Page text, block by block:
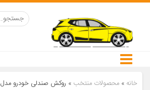
خانه » محصولات منتخب » روکش صندلی خودرو مدل khalabani مناسب برای کوییک